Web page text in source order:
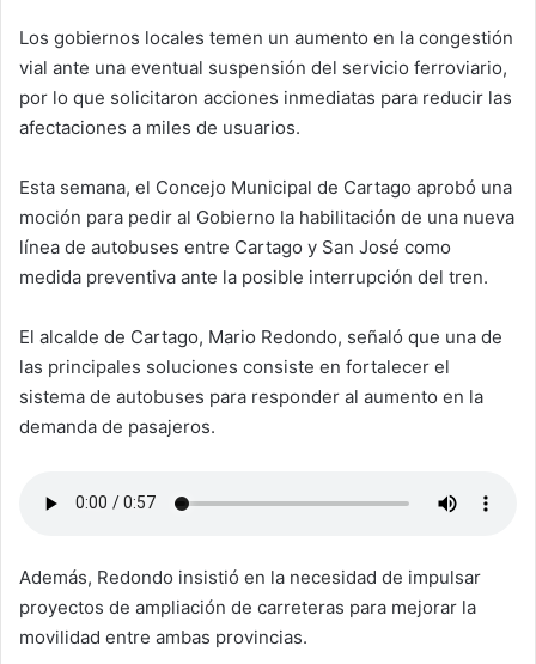
Los gobiernos locales temen un aumento en la congestión
vial ante una eventual suspensión del servicio ferroviario,
por lo que solicitaron acciones inmediatas para reducir las
afectaciones a miles de usuarios.
Esta semana, el Concejo Municipal de Cartago aprobó una
moción para pedir al Gobierno la habilitación de una nueva
línea de autobuses entre Cartago y San José como
medida preventiva ante la posible interrupción del tren.
El alcalde de Cartago, Mario Redondo, señaló que una de
las principales soluciones consiste en fortalecer el
sistema de autobuses para responder al aumento en la
demanda de pasajeros.
Además, Redondo insistió en la necesidad de impulsar
proyectos de ampliación de carreteras para mejorar la
movilidad entre ambas provincias.